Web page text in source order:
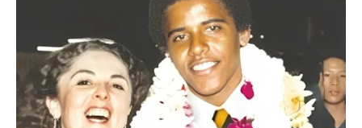
razgovora. Važno je da ne bežite od emocija. Nekad
previše razmišljate, a premalo slušate srce.
Finansijska situacija takođe kreće na bolje, ali ljubav će
danas biti u centru svega.